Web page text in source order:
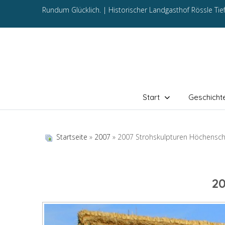
Rundum Glücklich. | Historischer Landgasthof Rössle
Start
Startseite » 2007 » 2007 Strohskulpturen